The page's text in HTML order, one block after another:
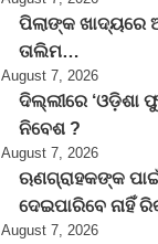
ପିଲାଙ୍କ ଖାଦ୍ୟରେ
ତାଲିମ…
August 7, 2026
ଦିଲ୍ଲୀରେ ‘ଓଡ଼ିଶା
ନିବେଶ ?
August 7, 2026
ଋଣଗ୍ରାହକଙ୍କ
ଦେଇପାରିବେ ନାହିଁ
August 7, 2026